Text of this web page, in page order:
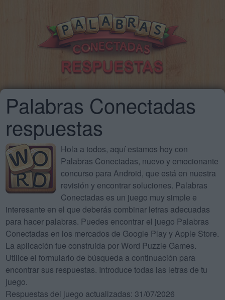
Palabras Conectadas
respuestas
Hola a todos, aquí estamos hoy con
Palabras Conectadas, nuevo y emocionante
concurso para Android, que está en nuestra
revisión y encontrar soluciones. Palabras
Conectadas es un juego muy simple e
interesante en el que deberás combinar letras adecuadas
para hacer palabras. Puedes encontrar el juego Palabras
Conectadas en los mercados de Google Play y Apple Store.
La aplicación fue construida por Word Puzzle Games.
Utilice el formulario de búsqueda a continuación para
encontrar sus respuestas. Introduce todas las letras de tu
juego.
Respuestas del juego actualizadas: 31/07/2026